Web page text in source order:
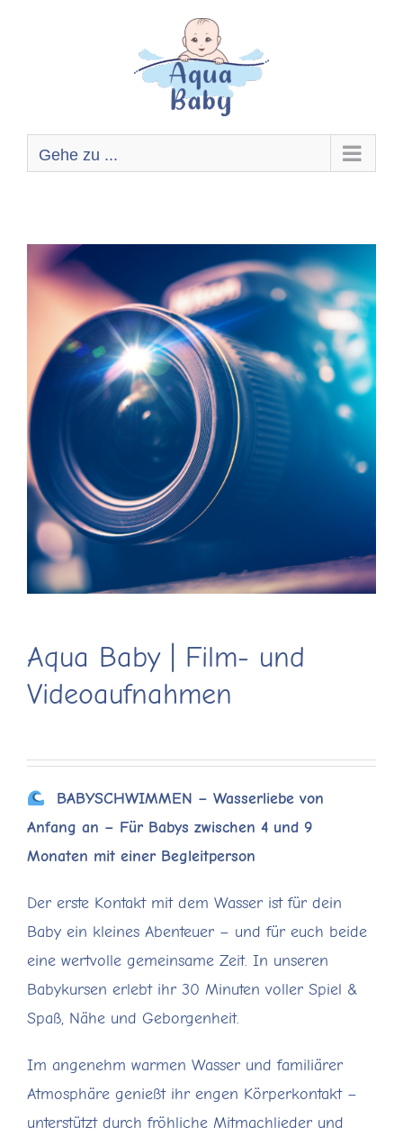
Gehe zu ...
Aqua Baby | Film- und
Videoaufnahmen
BABYSCHWIMMEN – Wasserliebe von
Anfang an – Für Babys zwischen 4 und 9
Monaten mit einer Begleitperson
Der erste Kontakt mit dem Wasser ist für dein
Baby ein kleines Abenteuer – und für euch beide
eine wertvolle gemeinsame Zeit. In unseren
Babykursen erlebt ihr 30 Minuten voller Spiel &
Spaß, Nähe und Geborgenheit.
Im angenehm warmen Wasser und familiärer
Atmosphäre genießt ihr engen Körperkontakt –
unterstützt durch fröhliche Mitmachlieder und